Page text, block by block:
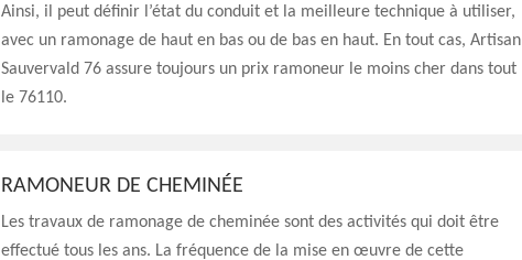
Ainsi, il peut définir l’état du conduit et la meilleure technique à utiliser,
avec un ramonage de haut en bas ou de bas en haut. En tout cas, Artisan
Sauvervald 76 assure toujours un prix ramoneur le moins cher dans tout
le 76110.
RAMONEUR DE CHEMINÉE
Les travaux de ramonage de cheminée sont des activités qui doit être
effectué tous les ans. La fréquence de la mise en œuvre de cette